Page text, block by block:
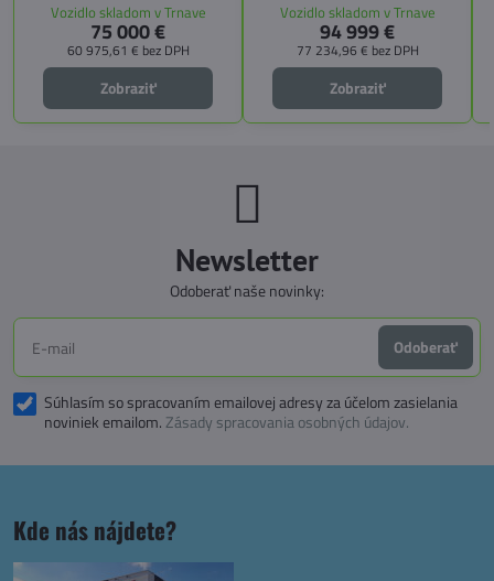
pozdĺžnemu lôžku a možnosti
doplniť predné prídavné lôžko.
Vozidlo skladom v Trnave
75 000 €
60 975,61 € bez DPH
Zobraziť
CITY, TECHNO, SICHERHEIT a
MEGA WINTER získate maximálnu
bezpečnosť, pohodlie a
technologické inovácie. Ideálna
voľba pre tých, ktorí hľadajú luxus,
funkčnosť a slobodu na cestách.
Vozidlo skladom v Trnave
94 999 €
77 234,96 € bez DPH
Zobraziť
Newsletter
Odoberať naše novinky:
Odoberať
Súhlasím so spracovaním emailovej adresy za účelom zasielania
noviniek emailom.Zásady spracovania osobných údajov.
Kde nás nájdete?